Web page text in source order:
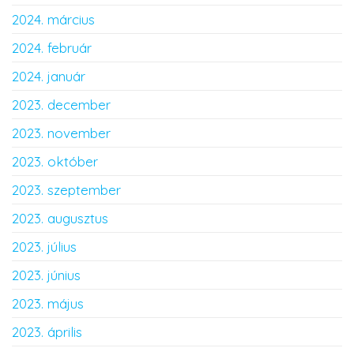
2024. március
2024. február
2024. január
2023. december
2023. november
2023. október
2023. szeptember
2023. augusztus
2023. július
2023. június
2023. május
2023. április